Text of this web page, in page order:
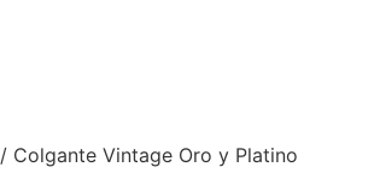
/ Colgante Vintage Oro y Platino